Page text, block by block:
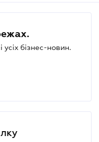
усіх бізнес-новин.